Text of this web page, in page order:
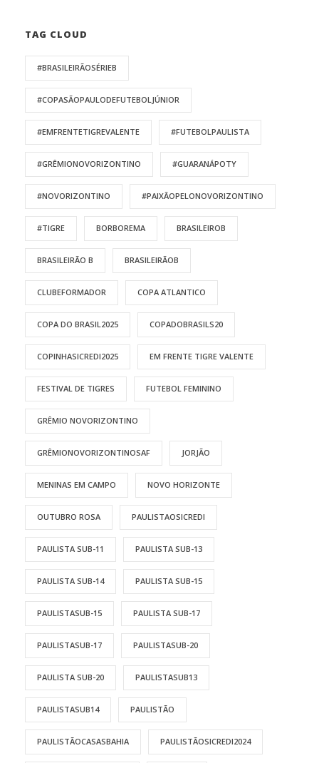
TAG CLOUD
#BRASILEIRÃOSÉRIEB
#COPASÃOPAULODEFUTEBOLJÚNIOR
#EMFRENTETIGREVALENTE #FUTEBOLPAULISTA
#GRÊMIONOVORIZONTINO #GUARANÁPOTY
#NOVORIZONTINO #PAIXÃOPELONOVORIZONTINO
#TIGRE BORBOREMA BRASILEIROB
BRASILEIRÃO B BRASILEIRÃOB
CLUBEFORMADOR COPA ATLANTICO
COPA DO BRASIL2025 COPADOBRASILS20
COPINHASICREDI2025 EM FRENTE TIGRE VALENTE
FESTIVAL DE TIGRES FUTEBOL FEMININO
GRÊMIO NOVORIZONTINO
GRÊMIONOVORIZONTINOSAF JORJÃO
MENINAS EM CAMPO NOVO HORIZONTE
OUTUBRO ROSA PAULISTAOSICREDI
PAULISTA SUB-11 PAULISTA SUB-13
PAULISTA SUB-14 PAULISTA SUB-15
PAULISTASUB-15 PAULISTA SUB-17
PAULISTASUB-17 PAULISTASUB-20
PAULISTA SUB-20 PAULISTASUB13
PAULISTASUB14 PAULISTÃO
PAULISTÃOCASASBAHIA PAULISTÃOSICREDI2024